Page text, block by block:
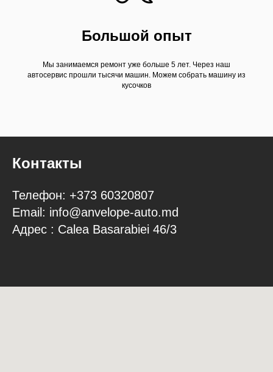
Большой опыт
Мы занимаемся ремонт уже больше 5 лет. Через наш
автосервис прошли тысячи машин. Можем собрать машину из
кусочков
Контакты
Телефон: +373 60320807
Email: info@anvelope-auto.md
Адрес : Calea Basarabiei 46/3